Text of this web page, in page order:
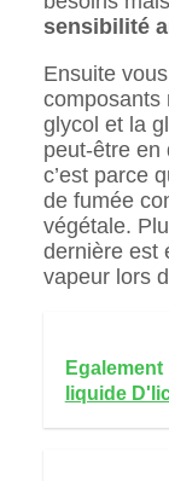
sensibilité
Ensuite
composants
glycol et la
peut-être en
c’est parce
de fumée
végétale.
dernière est
vapeur lors
Egalement
liquide